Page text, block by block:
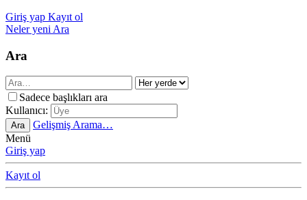
Giriş yap Kayıt ol
Neler yeni Ara
Ara
Sadece başlıkları ara
Kullanıcı:
Ara
Gelişmiş Arama…
Menü
Giriş yap
Kayıt ol